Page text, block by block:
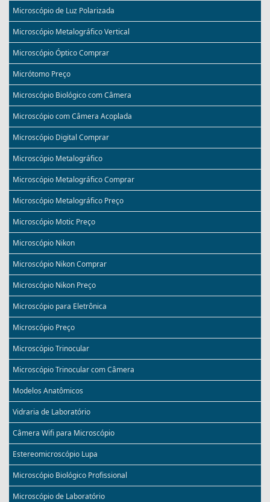
Microscópio de Luz Polarizada
Microscópio Metalográfico Vertical
Microscópio Óptico Comprar
Micrótomo Preço
Microscópio Biológico com Câmera
Microscópio com Câmera Acoplada
Microscópio Digital Comprar
Microscópio Metalográfico
Microscópio Metalográfico Comprar
Microscópio Metalográfico Preço
Microscópio Motic Preço
Microscópio Nikon
Microscópio Nikon Comprar
Microscópio Nikon Preço
Microscópio para Eletrônica
Microscópio Preço
Microscópio Trinocular
Microscópio Trinocular com Câmera
Modelos Anatômicos
Vidraria de Laboratório
Câmera Wifi para Microscópio
Estereomicroscópio Lupa
Microscópio Biológico Profissional
Microscópio de Laboratório